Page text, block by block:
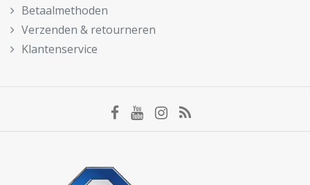
Betaalmethoden
Verzenden & retourneren
Klantenservice